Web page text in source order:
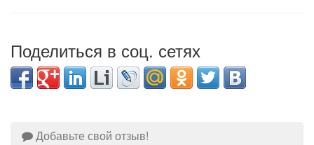
Поделиться в соц. сетях
Добавьте свой отзыв!